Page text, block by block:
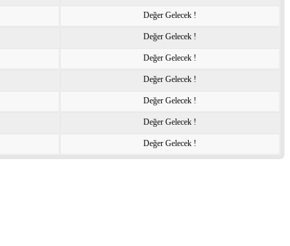
Değer Gelecek !
Değer Gelecek !
Değer Gelecek !
Değer Gelecek !
Değer Gelecek !
Değer Gelecek !
Değer Gelecek !